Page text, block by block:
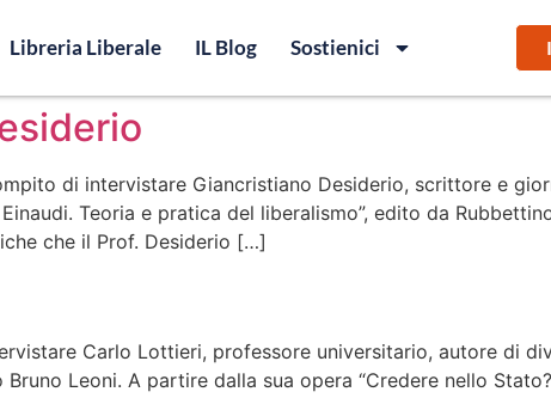
Libreria Liberale IL Blog Sostienici
di intervistare Giancristiano Desiderio, scrittore e
Teoria e pratica del liberalismo”, edito da
che il Prof. Desiderio […]
Carlo Lottieri, professore universitario, autore di
Leoni. A partire dalla sua opera “Credere nello